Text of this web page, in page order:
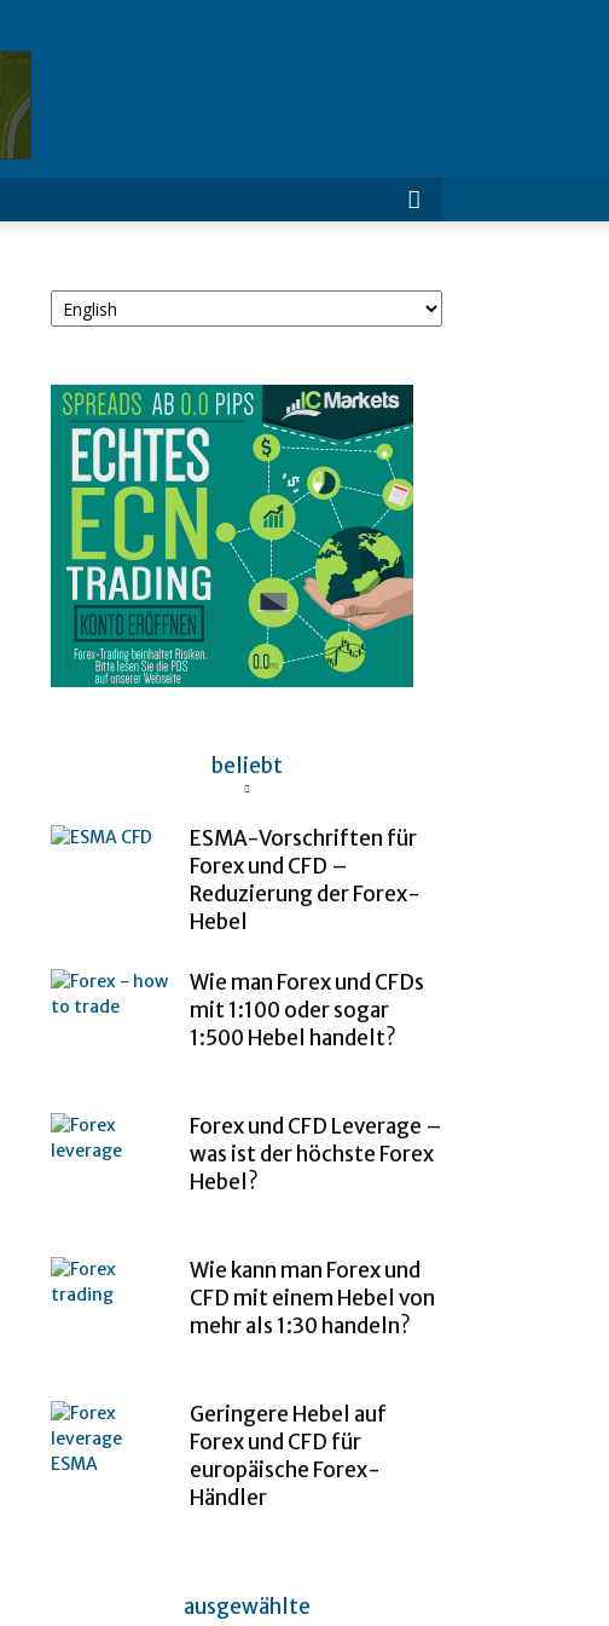
Sprache
auswählen
beliebt
ESMA-Vorschriften für
Forex und CFD –
Reduzierung der Forex-
Hebel
Wie man Forex und CFDs
mit 1:100 oder sogar
1:500 Hebel handelt?
Forex und CFD Leverage –
was ist der höchste Forex
Hebel?
Wie kann man Forex und
CFD mit einem Hebel von
mehr als 1:30 handeln?
Geringere Hebel auf
Forex und CFD für
europäische Forex-
Händler
ausgewählte